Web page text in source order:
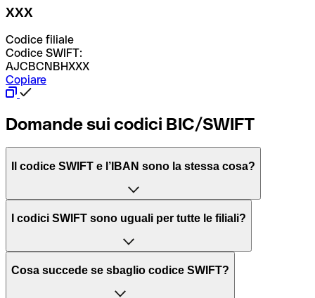
XXX
Codice filiale
Codice SWIFT:
AJCBCNBHXXX
Copiare
Domande sui codici BIC/SWIFT
Il codice SWIFT e l’IBAN sono la stessa cosa?
L'acronimo SWIFT sta per “Society for Worldwide
per l’elaborazione dei pagamenti tra diversi Paesi.
Il BIC, invece, sta per “Bank Identifier Code” ed è una
I codici SWIFT sono uguali per tutte le filiali?
Dipende dalle banche. In alcuni casi le banche utilizzano
Cosa succede se sbaglio codice SWIFT?